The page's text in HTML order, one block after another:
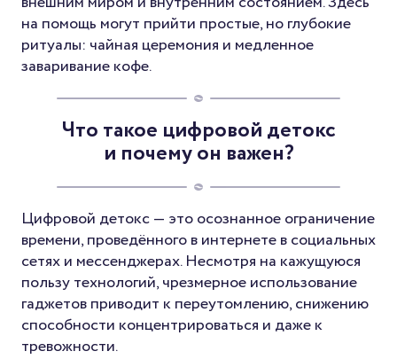
на помощь могут прийти простые, но глубокие
ритуалы: чайная церемония и медленное
заваривание кофе.
Что такое цифровой детокс
и почему он важен?
Цифровой детокс — это осознанное ограничение
времени, проведённого в интернете в социальных
сетях и мессенджерах. Несмотря на кажущуюся
пользу технологий, чрезмерное использование
гаджетов приводит к переутомлению, снижению
способности концентрироваться и даже к
тревожности.